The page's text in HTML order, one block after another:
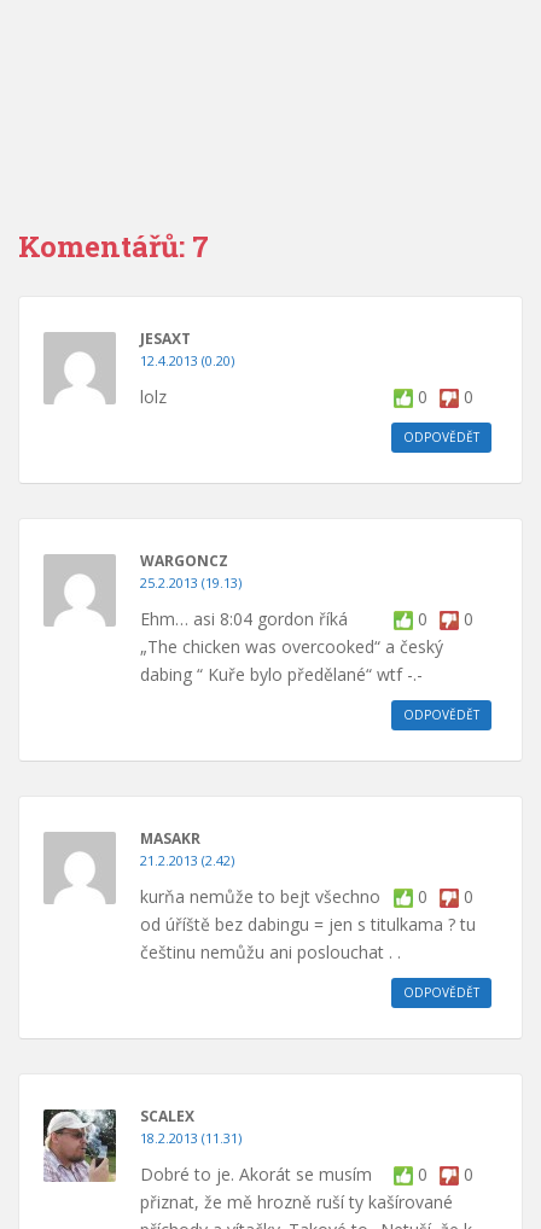
Komentářů: 7
JESAXT
12.4.2013 (0.20)
0 0
lolz
ODPOVĚDĚT
WARGONCZ
25.2.2013 (19.13)
0 0
Ehm… asi 8:04 gordon říká
„The chicken was overcooked“ a český
dabing “ Kuře bylo předělané“ wtf -.-
ODPOVĚDĚT
MASAKR
21.2.2013 (2.42)
0 0
kurňa nemůže to bejt všechno
od úříště bez dabingu = jen s titulkama ? tu
češtinu nemůžu ani poslouchat . .
ODPOVĚDĚT
SCALEX
18.2.2013 (11.31)
0 0
Dobré to je. Akorát se musím
přiznat, že mě hrozně ruší ty kašírované